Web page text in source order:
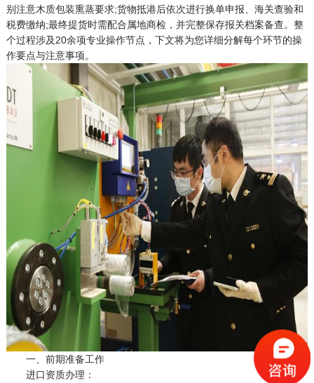
别注意木质包装熏蒸要求;货物抵港后依次进行换单申报、海关查验和
税费缴纳;最终提货时需配合属地商检，并完整保存报关档案备查。整
个过程涉及20余项专业操作节点，下文将为您详细分解每个环节的操
作要点与注意事项。
一、前期准备工作
进口资质办理：